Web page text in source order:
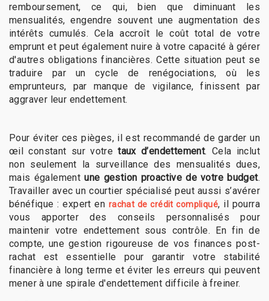
remboursement, ce qui, bien que diminuant les
mensualités, engendre souvent une augmentation des
intérêts cumulés. Cela accroît le coût total de votre
emprunt et peut également nuire à votre capacité à gérer
d'autres obligations financières. Cette situation peut se
traduire par un cycle de renégociations, où les
emprunteurs, par manque de vigilance, finissent par
aggraver leur endettement.
Pour éviter ces pièges, il est recommandé de garder un
œil constant sur votretaux d’endettement. Cela inclut
non seulement la surveillance des mensualités dues,
mais égalementune gestion proactive de votre budget.
Travailler avec un courtier spécialisé peut aussi s’avérer
bénéfique : expert en rachat de crédit compliqué, il pourra
vous apporter des conseils personnalisés pour
maintenir votre endettement sous contrôle. En fin de
compte, une gestion rigoureuse de vos finances post-
rachat est essentielle pour garantir votre stabilité
financière à long terme et éviter les erreurs qui peuvent
mener à une spirale d'endettement difficile à freiner.